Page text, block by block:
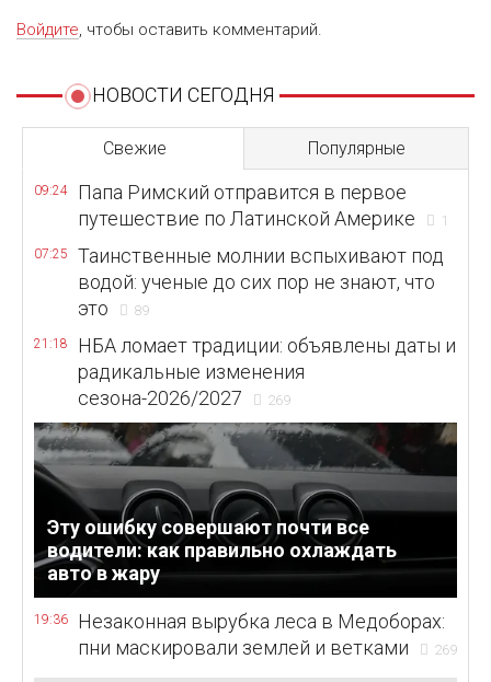
Войдите, чтобы оставить комментарий.
НОВОСТИ СЕГОДНЯ
Свежие Популярные
09:24
Папа Римский отправится в первое
путешествие по Латинской Америке
1
07:25
Таинственные молнии вспыхивают под
водой: ученые до сих пор не знают, что
это
89
21:18
НБА ломает традиции: объявлены даты и
радикальные изменения
сезона-2026/2027
269
Эту ошибку совершают почти все
водители: как правильно охлаждать
авто в жару
19:36
Незаконная вырубка леса в Медоборах:
пни маскировали землей и ветками
269